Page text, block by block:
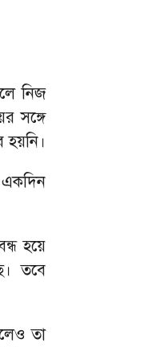
নিজ
সঙ্গে
হয়নি।
হয়ে
তবে
তা